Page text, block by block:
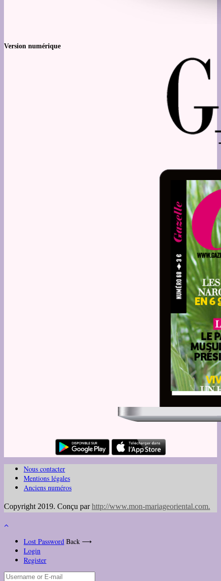
Version numérique
Nous contacter
Mentions légales
Anciens numéros
Copyright 2019. Conçu parhttp://www.mon-mariageoriental.com.
Lost Password Back ⟶
Login
Register